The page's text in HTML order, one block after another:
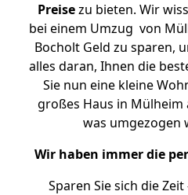
Preisezu bieten. Wir
bei einem Umzug von
Bocholt Geld zu sparen,
alles daran, Ihnen die
Sie nun eine kleine
großes Haus in Mülheim
was umgezogen
Wir haben immer die
Sparen Sie sich die